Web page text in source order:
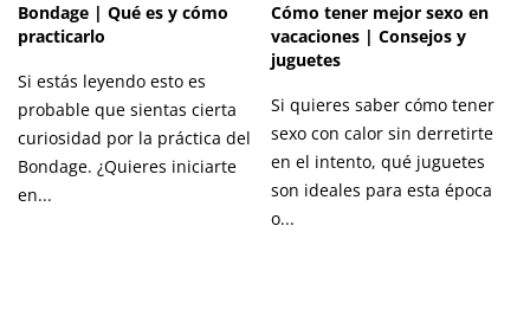
Bondage | Qué es y cómo
practicarlo
Si estás leyendo esto es
probable que sientas cierta
curiosidad por la práctica del
Bondage. ¿Quieres iniciarte
en...
Cómo tener mejor sexo en
vacaciones | Consejos y
juguetes
Si quieres saber cómo tener
sexo con calor sin derretirte
en el intento, qué juguetes
son ideales para esta época
o...